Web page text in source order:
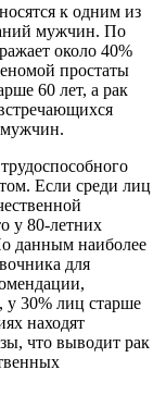
к одним из
мужчин. По
около 40%
простаты
60 лет, а рак
мужчин.
Если среди лиц
у 80-летних
данным наиболее
для
у 30% лиц старше
находят
что выводит рак